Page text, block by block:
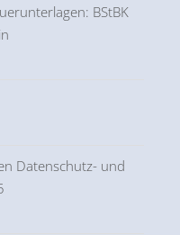
BStBK
Datenschutz- und